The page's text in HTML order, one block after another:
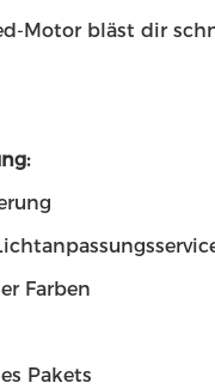
Motor bläst dir
Farben
Pakets